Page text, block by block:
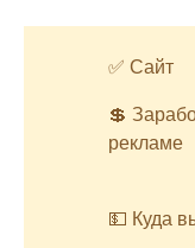
✅ Сайт
💲
рекламе
💵 Куда